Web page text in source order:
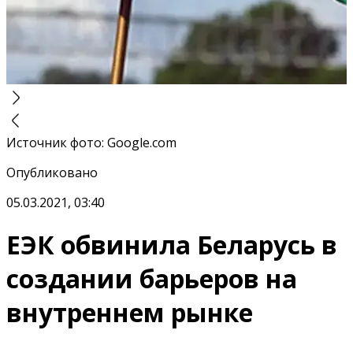
Источник фото: Google.com
Опубликовано
05.03.2021, 03:40
ЕЭК обвинила Беларусь в
создании барьеров на
внутреннем рынке